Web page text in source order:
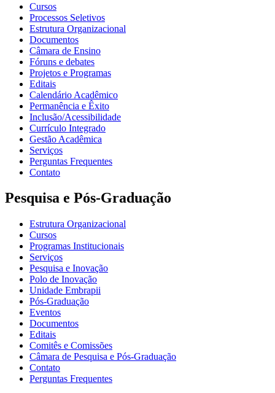
Cursos
Processos Seletivos
Estrutura Organizacional
Documentos
Câmara de Ensino
Fóruns e debates
Projetos e Programas
Editais
Calendário Acadêmico
Permanência e Êxito
Inclusão/Acessibilidade
Currículo Integrado
Gestão Acadêmica
Serviços
Perguntas Frequentes
Contato
Pesquisa e Pós-Graduação
Estrutura Organizacional
Cursos
Programas Institucionais
Serviços
Pesquisa e Inovação
Polo de Inovação
Unidade Embrapii
Pós-Graduação
Eventos
Documentos
Editais
Comitês e Comissões
Câmara de Pesquisa e Pós-Graduação
Contato
Perguntas Frequentes